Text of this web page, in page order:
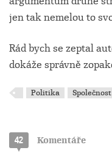
jen tak nemelou to
Rád bych se zeptal
dokáže správně
Politika Společnost
42 Komentáře